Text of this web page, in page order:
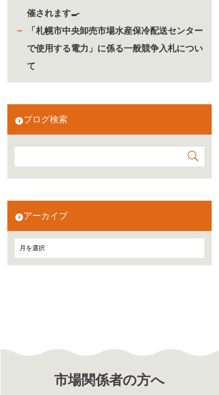
催されます🍳
「札幌市中央卸売市場水産保冷配送センター
で使用する電力」に係る一般競争入札につい
て
ブログ検索
アーカイブ
市場関係者の方へ